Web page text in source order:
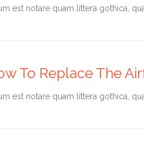
est notare quam littera gothica,
To Replace The
est notare quam littera gothica,